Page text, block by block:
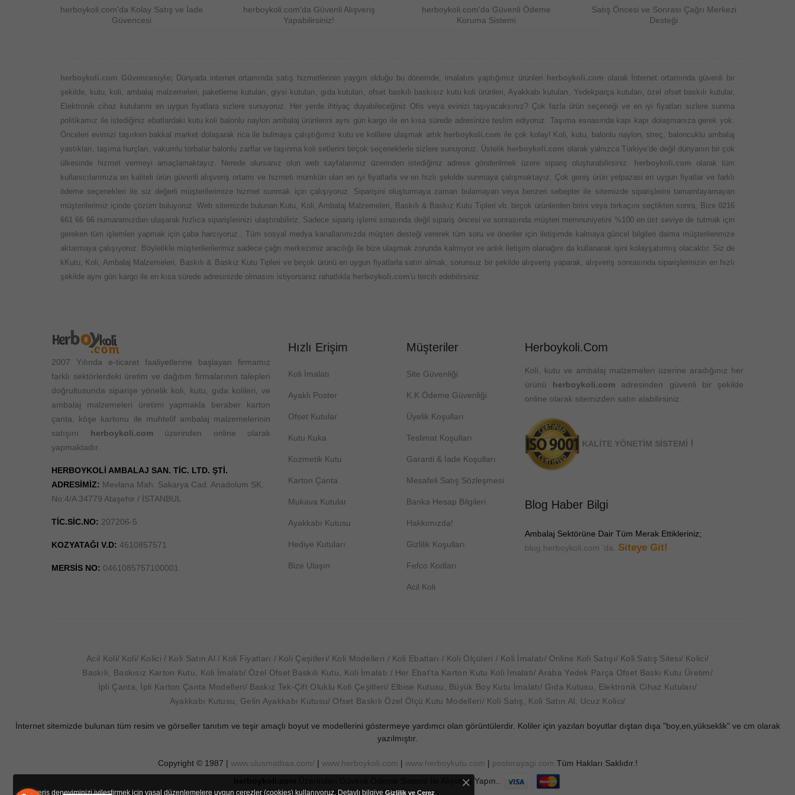
Alışveriş deneyiminizi iyileştirmek için yasal düzenlemelere uygun çerezler (cookies) kullanıyoruz. Detaylı bilgiye Gizlilik ve Çerez
herboykoli.com'da Kolay Satış ve İade
Güvencesi
herboykoli.com'da Güvenli Alışveriş
Yapabilirsiniz!
herboykoli.com'da Güvenli Ödeme
Koruma Sistemi
Satış Öncesi ve Sonrası Çağrı Merkezi
Desteği
herboykoli.com Güvencesiyle; Dünyada internet ortamında satış hizmetlerinin yaygın olduğu bu dönemde, imalatını yaptığımız ürünleri herboykoli.com olarak İnternet ortamında güvenli bir
şekilde, kutu, koli, ambalaj malzemeleri, paketleme kutuları, giysi kutuları, gıda kutuları, ofset baskılı baskısız kutu koli ürünleri, Ayakkabı kutuları, Yedekparça kutuları, özel ofset baskılı kutular,
Elektronik cihaz kutularını en uygun fiyatlara sizlere sunuyoruz. Her yerde ihtiyaç duyabileceğiniz Ofis veya evinizi taşıyacaksınız? Çok fazla ürün seçeneği ve en iyi fiyatları sizlere sunma
politikamız ile istediğiniz ebatlardaki kutu koli balonlu naylon ambalaj ürünlerini aynı gün kargo ile en kısa sürede adresinize teslim ediyoruz. Taşıma esnasında kapı kapı dolaşmanıza gerek yok.
Önceleri evimizi taşırken bakkal market dolaşarak rica ile bulmaya çalıştığımız kutu ve kolilere ulaşmak artık herboykoli.com ile çok kolay! Koli, kutu, balonlu naylon, streç, baloncuklu ambalaj
yastıkları, taşıma hurçları, vakumlu torbalar balonlu zarflar ve taşınma koli setlerini birçok seçeneklerle sizlere sunuyoruz. Üstelik herboykoli.com olarak yalnızca Türkiye’de değil dünyanın bir çok
ülkesinde hizmet vermeyi amaçlamaktayız. Nerede olursanız olun web sayfalarımız üzerinden istediğiniz adrese gönderilmek üzere sipariş oluşturabilirsiniz.
herboykoli.com olarak tüm
kullanıcılarımıza en kaliteli ürün güvenli alışveriş ortamı ve hizmeti mümkün olan en iyi fiyatlarla ve en hızlı şekilde sunmaya çalışmaktayız. Çok geniş ürün yelpazasi en uygun fiyatlar ve farklı
ödeme seçenekleri ile siz değerli müşterilerimize hizmet sunmak için çalışıyoruz. Siparişini oluşturmaya zaman bulamayan veya benzeri sebepler ile sitemizde siparişlerini tamamlayamayan
müşterilerimiz içinde çözüm buluyoruz. Web sitemizde bulunan Kutu, Koli, Ambalaj Malzemeleri, Baskılı & Baskız Kutu Tipleri vb. birçok ürünlerden birini veya birkaçını seçtikten sonra, Bize 0216
661 66 66 numaramızdan ulaşarak hızlıca siparişlerinizi ulaştırabiliriz. Sadece sipariş işlemi sırasında değil sipariş öncesi ve sonrasında müşteri memnuniyetini %100 en üst seviye de tutmak için
gereken tüm işlemleri yapmak için çaba harcıyoruz.. Tüm sosyal medya kanallarımızda müşteri desteği vererek tüm soru ve öneriler için iletişimde kalmaya güncel bilgileri daima müşterilerimize
aktarmaya çalışıyoruz. Böylelikle müşterilerilerimiz sadece çağrı merkezimiz aracılığı ile bize ulaşmak zorunda kalmıyor ve anlık iletişim olanağını da kullanarak işini kolayşatırmış olacaktır. Siz de
kKutu, Koli, Ambalaj Malzemeleri, Baskılı & Baskız Kutu Tipleri ve birçok ürünü en uygun fiyatlarla satın almak, sorunsuz bir şekilde alışveriş yaparak, alışveriş sonrasında siparişlerinizin en hızlı
şekilde aynı gün kargo ile en kısa sürede adresinizde olmasını istiyorsanız rahatlıkla herboykoli.com'u tercih edebilirsiniz.
2007 Yılında e-ticaret faaliyetlerine başlayan firmamız
farklı sektörlerdeki üretim ve dağıtım firmalarının talepleri
doğrultusunda siparişe yönelik koli, kutu, gıda kolileri, ve
ambalaj malzemeleri üretimi yapmakla beraber karton
çanta, köşe kartonu ile muhtelif ambalaj malzemelerinin
satışını herboykoli.comüzerinden online olarak
yapmaktadır.
HERBOYKOLİ AMBALAJ SAN. TİC. LTD. ŞTİ.
ADRESİMİZ: Mevlana Mah. Sakarya Cad. Anadolum SK.
No:4/A 34779 Ataşehir / İSTANBUL
TİC.SİC.NO: 207206-5
KOZYATAĞI V.D: 4610857571
MERSİS NO: 0461085757100001
Hızlı Erişim
Koli İmalatı
Ayaklı Poster
Ofset Kutular
Kutu Kuka
Kozmetik Kutu
Karton Çanta
Mukava Kutular
Ayakkabı Kutusu
Hediye Kutuları
Bize Ulaşın
Müşteriler
Site Güvenliği
K.K Ödeme Güvenliği
Üyelik Koşulları
Teslimat Koşulları
Garanti & İade Koşulları
Mesafeli Satış Sözleşmesi
Banka Hesap Bilgileri
Hakkımızda!
Gizlilik Koşulları
Fefco Kodları
Acil Koli
Herboykoli.com
Koli, kutu ve ambalaj malzemeleri üzerine aradığınız her
ürünü herboykoli.com adresinden güvenli bir şekilde
online olarak sitemizden satın alabilirsiniz.
KALİTE YÖNETİM SİSTEMİ !
Blog Haber Bilgi
Ambalaj Sektörüne Dair Tüm Merak Ettikleriniz;
blog.herboykoli.com 'da.
Siteye Git!
Acil Koli Koli Kolici Koli Satın Al Koli Fiyatları Koli Çeşitleri Koli Modelleri Koli Ebatları Koli Ölçüleri Koli İmalatı Online Koli Satışı Koli Satış Sitesi Kolici
Baskılı, Baskısız Karton Kutu, Koli İmalatı Özel Ofset Baskılı Kutu, Koli İmalatı Her Ebat'ta Karton Kutu Koli İmalatı Araba Yedek Parça Ofset Baskı Kutu Üretim
İpli Çanta, İpli Karton Çanta Modelleri
Baskız Tek-Çift Oluklu Koli Çeşitleri Elbise Kutusu, Büyük Boy Kutu İmalatı
Gıda Kutusu, Elektronik Cihaz Kutuları
Ayakkabı Kutusu, Gelin Ayakkabı Kutusu Ofset Baskılı Özel Ölçü Kutu Modelleri Koli Satış, Koli Satın Al, Ucuz Kolici
İnternet sitemizde bulunan tüm resim ve görseller tanıtım ve teşir amaçlı boyut ve modellerini göstermeye yardımcı olan görüntülerdir. Koliler için yazılan boyutlar dıştan dışa "boy,en,yükseklik" ve cm olarak
yazılmıştır.
Copyright © 1987 | www.ulusmatbaa.com/ | www.herboykoli.com | www.herboykutu.com | posterayagi.com Tüm Hakları Saklıdır.!
Üzerinden Güvenli Ödeme Sistemi İle Alışveriş Yapın..